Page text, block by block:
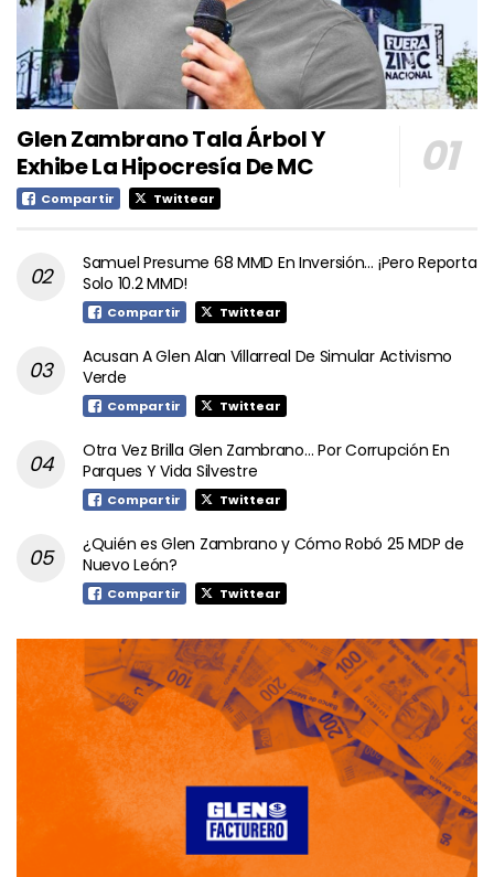
Glen Zambrano Tala Árbol Y
Exhibe La Hipocresía De MC
Compartir Twittear
Samuel Presume 68 MMD En Inversión… ¡Pero Reporta
Solo 10.2 MMD!
Compartir Twittear
Acusan A Glen Alan Villarreal De Simular Activismo
Verde
Compartir Twittear
Otra Vez Brilla Glen Zambrano… Por Corrupción En
Parques Y Vida Silvestre
Compartir Twittear
¿Quién es Glen Zambrano y Cómo Robó 25 MDP de
Nuevo León?
Compartir Twittear